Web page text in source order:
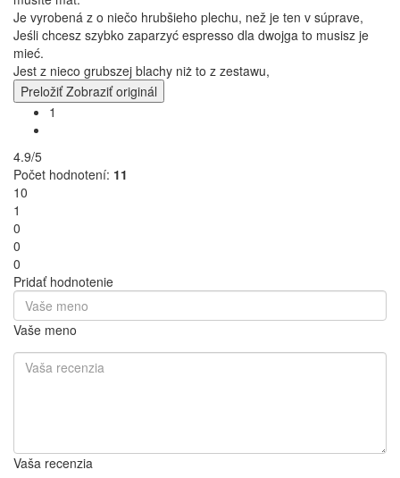
Je vyrobená z o niečo hrubšieho plechu, než je ten v súprave,
Jeśli chcesz szybko zaparzyć espresso dla dwojga to musisz je
mieć.
Jest z nieco grubszej blachy niż to z zestawu,
Preložiť Zobraziť originál
1
4.9/5
Počet hodnotení: 11
10
1
0
0
0
Pridať hodnotenie
Vaše meno
Vaša recenzia